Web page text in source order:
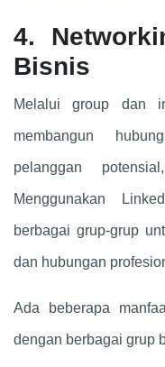
4.
Bisnis
Melalui group dan
membangun
pelanggan
Menggunakan
berbagai grup-grup
dan hubungan
Ada beberapa
dengan berbagai grup